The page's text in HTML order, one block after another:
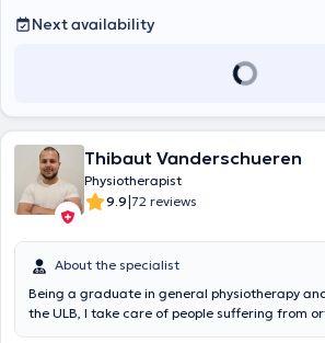
Next availability
Thibaut Vanderschueren
Physiotherapist
9.9|72 reviews
About the specialist
Being a graduate in general physiotherapy
the ULB, I take care of people suffering from